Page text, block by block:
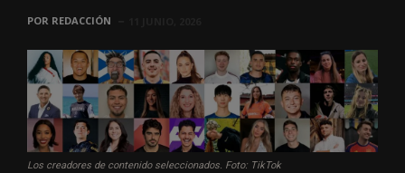
POR REDACCIÓN
Los creadores de contenido seleccionados. Foto: TikTok